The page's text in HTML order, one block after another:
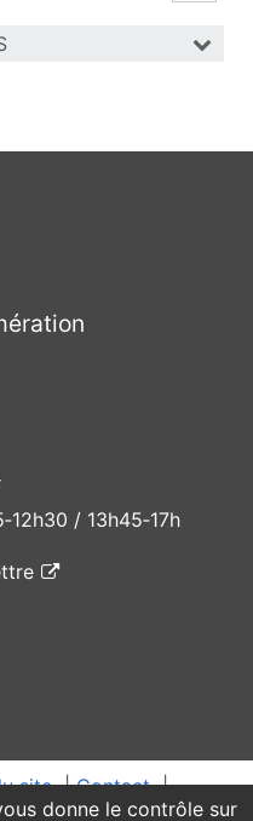
/ 13h45‑17h
(ouvre une nouvelle
site|Contact|
: partielle|
donne le contrôle sur